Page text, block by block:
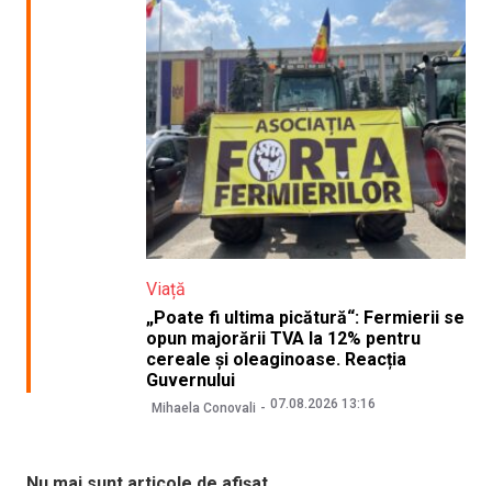
Viață
„Poate fi ultima picătură“: Fermierii se
opun majorării TVA la 12% pentru
cereale și oleaginoase. Reacția
Guvernului
Mihaela Conovali 07.08.2026 13:16